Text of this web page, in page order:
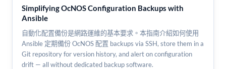
Simplifying OcNOS Configuration Backups with
Ansible
自動化配置備份是網路運維的基本要求。本指南介紹如何使用
Ansible 定期備份 OcNOS 配置 backups via SSH, store them in a
Git repository for version history, and alert on configuration
drift — all without dedicated backup software.